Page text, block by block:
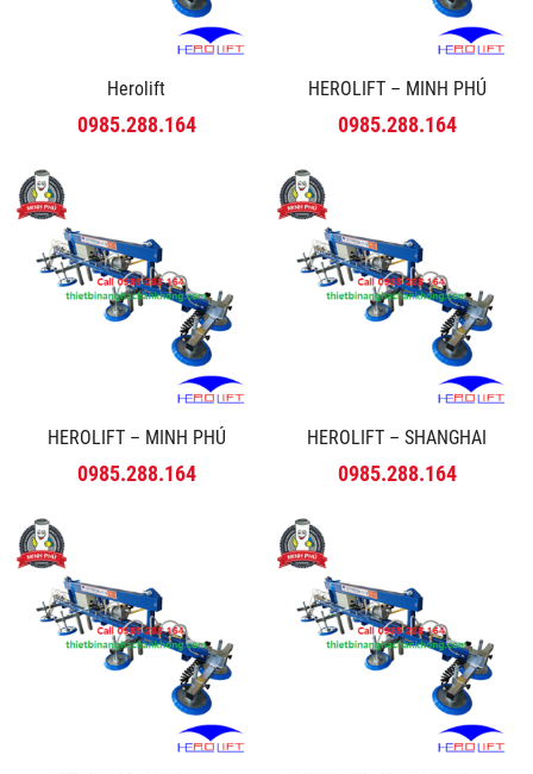
Herolift
0985.288.164
HEROLIFT – MINH PHÚ
0985.288.164
HEROLIFT – MINH PHÚ
0985.288.164
HEROLIFT – SHANGHAI
0985.288.164